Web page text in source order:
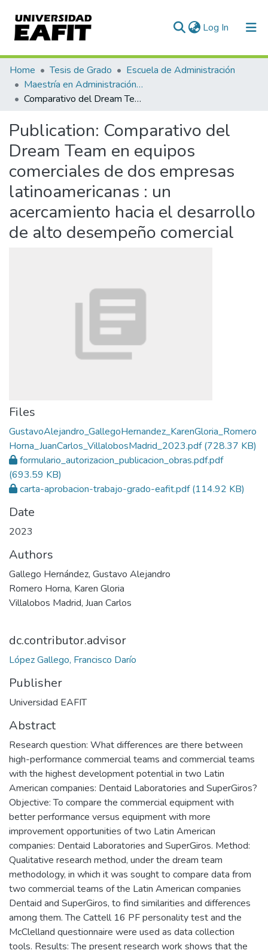
Log In (current)
Communities & Collections
All of DSpace
Home Tesis de Grado
Escuela de Administración
Maestría en Administración - MBA (tesis)
Comparativo del Dream Team en equipos comerciales de dos empresas latinoamericanas : un acercamiento hacia el desarrollo de alto desempeño comercial
Publication: Comparativo del
Dream Team en equipos
comerciales de dos empresas
latinoamericanas : un
acercamiento hacia el desarrollo
de alto desempeño comercial
Files
GustavoAlejandro_GallegoHernandez_KarenGloria_Romero
Horna_JuanCarlos_VillalobosMadrid_2023.pdf(728.37 KB)
formulario_autorizacion_publicacion_obras.pdf.pdf
(693.59 KB)
carta-aprobacion-trabajo-grado-eafit.pdf(114.92 KB)
Date
2023
Authors
Gallego Hernández, Gustavo Alejandro
Romero Horna, Karen Gloria
Villalobos Madrid, Juan Carlos
dc.contributor.advisor
López Gallego, Francisco Darío
Publisher
Universidad EAFIT
Abstract
Research question: What differences are there between
high-performance commercial teams and commercial teams
with the highest development potential in two Latin
American companies: Dentaid Laboratories and SuperGiros?
Objective: To compare the commercial equipment with
better performance versus equipment with more
improvement opportunities of two Latin American
companies: Dentaid Laboratories and SuperGiros. Method:
Qualitative research method, under the dream team
methodology, in which it was sought to compare data from
two commercial teams of the Latin American companies
Dentaid and SuperGiros, to find similarities and differences
among them. The Cattell 16 PF personality test and the
McClelland questionnaire were used as data collection
tools. Results: The present research work shows that the